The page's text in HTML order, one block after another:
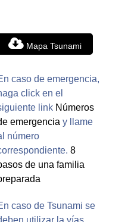
Mapa Tsunami
caso de emergencia,
click en el
link Números
emergencia y llame
número
8
de una familia
caso de Tsunami se
utilizar la vías